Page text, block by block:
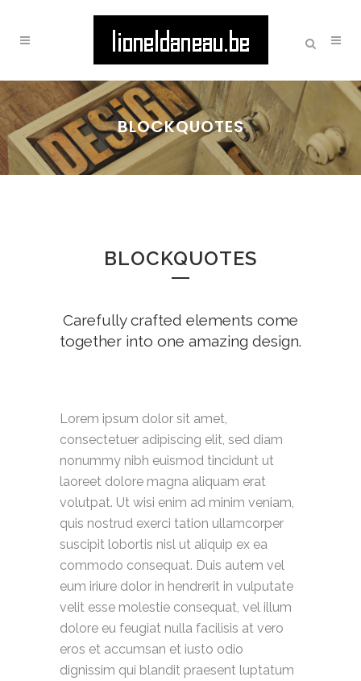
BLOCKQUOTES
BLOCKQUOTES
Carefully crafted elements come
together into one amazing design.
Lorem ipsum dolor sit amet,
consectetuer adipiscing elit, sed diam
nonummy nibh euismod tincidunt ut
laoreet dolore magna aliquam erat
volutpat. Ut wisi enim ad minim veniam,
quis nostrud exerci tation ullamcorper
suscipit lobortis nisl ut aliquip ex ea
commodo consequat. Duis autem vel
eum iriure dolor in hendrerit in vulputate
velit esse molestie consequat, vel illum
dolore eu feugiat nulla facilisis at vero
eros et accumsan et iusto odio
dignissim qui blandit praesent luptatum